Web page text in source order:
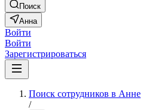
Поиск
Анна
Войти
Войти
Зарегистрироваться
Поиск сотрудников в Анне
/